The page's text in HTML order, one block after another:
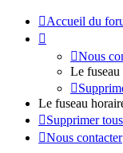
Accueil du
Nous
Le fuseau
Le fuseau
Supprimer
Nous contacter